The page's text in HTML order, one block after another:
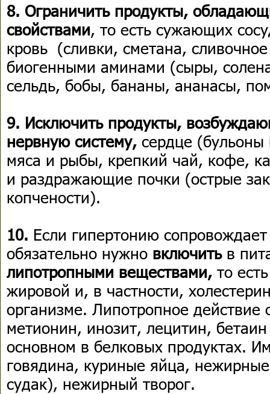
8. Ограничить продукты,
свойствами, то есть сужающих
кровь (сливки, сметана,
биогенными аминами (сыры,
сельдь, бобы, бананы, ананасы,
9. Исключить продукты,
нервную систему, сердце
мяса и рыбы, крепкий чай, кофе,
и раздражающие почки (острые
копчености).
10. Если гипертонию
обязательно нужно включитьв
липотропными веществами, то
жировой и, в частности,
организме. Липотропное действие
метионин, инозит, лецитин,
основном в белковых продуктах.
говядина, куриные яйца,
судак), нежирный творог.